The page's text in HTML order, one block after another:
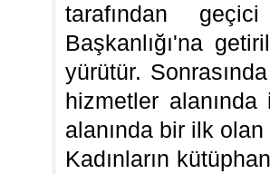
tarafından
Başkanlığı'na
yürütür.
hizmetler
alanında bir ilk
Kadınların